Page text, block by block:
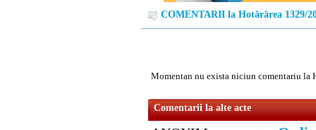
COMENTARII la Hotărârea 1329/
Momentan nu exista niciun comentariu la
Comentarii la alte acte